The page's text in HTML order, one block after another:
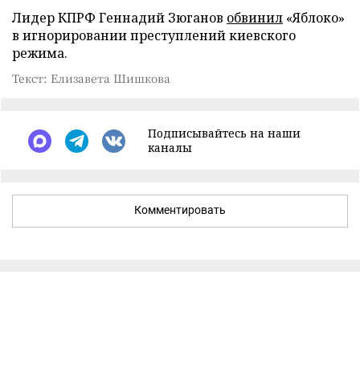
Лидер КПРФ Геннадий Зюганов обвинил «Яблоко»
в игнорировании преступлений киевского
режима.
Текст: Елизавета Шишкова
Подписывайтесь на наши
каналы
Комментировать